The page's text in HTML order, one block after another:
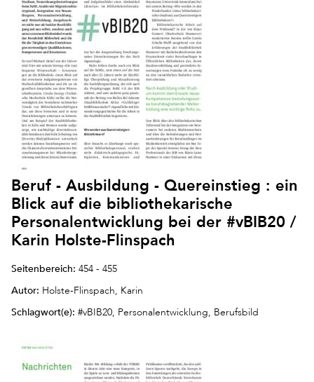
Beruf - Ausbildung - Quereinstieg : ein
Blick auf die bibliothekarische
Personalentwicklung bei der #vBIB20 /
Karin Holste-Flinspach
Seitenbereich: 454 - 455
Autor: Holste-Flinspach, Karin
Schlagwort(e): #vBIB20, Personalentwicklung, Berufsbild